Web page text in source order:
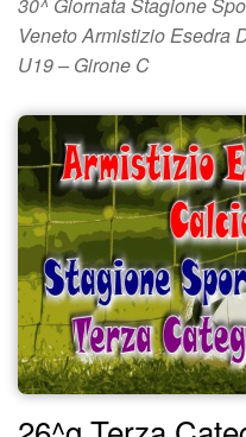
30^ Giornata Stagione
Veneto Armistizio Esedra
U19 – Girone C